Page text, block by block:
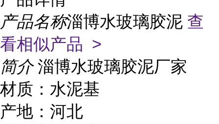
产品名称淄博水玻璃胶泥 查
看相似产品 >
简介 淄博水玻璃胶泥厂家
材质：水泥基
产地：河北